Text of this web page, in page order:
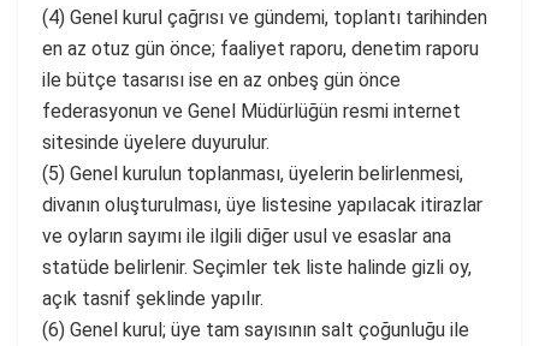
(4) Genel kurul çağrısı ve gündemi, toplantı tarihinden
en az otuz gün önce; faaliyet raporu, denetim raporu
ile bütçe tasarısı ise en az onbeş gün önce
federasyonun ve Genel Müdürlüğün resmi internet
sitesinde üyelere duyurulur.
(5) Genel kurulun toplanması, üyelerin belirlenmesi,
divanın oluşturulması, üye listesine yapılacak itirazlar
ve oyların sayımı ile ilgili diğer usul ve esaslar ana
statüde belirlenir. Seçimler tek liste halinde gizli oy,
açık tasnif şeklinde yapılır.
(6) Genel kurul; üye tam sayısının salt çoğunluğu ile